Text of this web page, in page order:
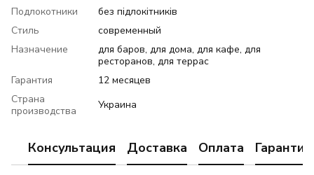
Подлокотники
без підлокітників
Стиль
современный
Назначение
для баров, для дома, для кафе, для
ресторанов, для террас
Гарантия
12 месяцев
Страна
производства
Украина
Консультация Доставка Оплата Гарантия